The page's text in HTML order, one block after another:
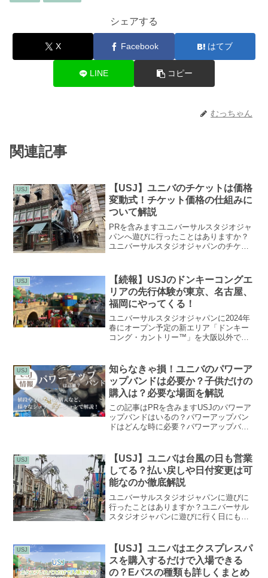
シェアする
X Facebook はてブ
LINE コピー
むっちゃん
関連記事
USJ
【USJ】ユニバのチケットは価格
変動式！チケット価格の仕組みに
ついて解説
PRを含みますユニバーサルスタジオジャ
パンへ遊びに行ったことはありますか？
ユニバーサルスタジオジャパンのチケッ
て、いつが一番高いのか解説します。チ
ケットの種類について細...
USJ
【続報】USJのドンキーコングエ
リアの先行体験が東京、名古屋、
福岡にやってくる！
ユニバーサルスタジオジャパンに2024年
春にオープン予定の新エリア「ドンキー
コング・カントリー™」を大阪以外で先
うな内容なのでしょうか。詳しく解説し
ていきます。続報春...
USJ
知らなきゃ損！ユニバのパワーア
ップバンドは必要か？子供だけの
購入は？必要な場面を解説
この記事はPRを含みますUSJのパワーア
ップバンドはいるの？パワーアップバン
ドはどんな時に必要？パワーアップバン
サルスタジオジャパンのスーパーニンテ
ンドーワールドへ遊び...
USJ
【USJ】ユニバは台風の日も営業
してる？払い戻しや日付変更は可
能なのか徹底解説
ユニバーサルスタジオジャパンに遊びに
行ったことはありますか？ユニバーサル
スタジオジャパンに遊びに行く日にも
ケットの日付変更や払い戻しまで台風の
日のユニバについて徹底解...
USJ
【USJ】ユニバはエクスプレスパ
スを購入するだけで入場できる
の？Eパスの種類も詳しくまとめ